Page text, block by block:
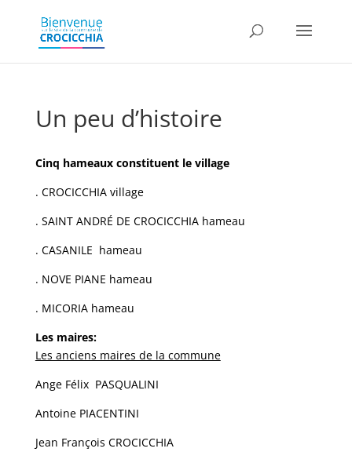
Un peu d’histoire
Cinq hameaux constituent le village
. CROCICCHIA village
. SAINT ANDRÉ DE CROCICCHIA hameau
. CASANILE hameau
. NOVE PIANE hameau
. MICORIA hameau
Les maires:
Les anciens maires de la commune
Ange Félix PASQUALINI
Antoine PIACENTINI
Jean François CROCICCHIA